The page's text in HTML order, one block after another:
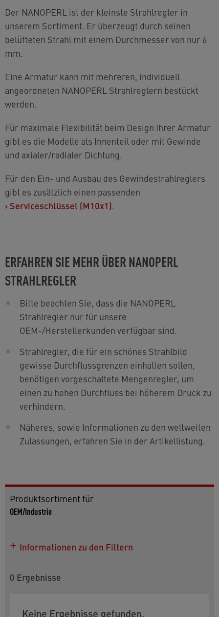
Der NANOPERL ist der kleinste Strahlregler in
unserem Sortiment. Er überzeugt durch seinen
belüfteten Strahl mit einem Durchmesser von nur 6
mm.
Eine Armatur kann mit mehreren, individuell
angeordneten NANOPERL Strahlreglern bestückt
werden.
Für maximale Flexibilität beim Design Ihrer Armatur
gibt es die Modelle als Innenteil oder mit Gewinde
und axialer/radialer Dichtung.
Für den Ein- und Ausbau des Gewindestrahlreglers
gibt es zusätzlich einen passenden
› Serviceschlüssel (M10x1).
ERFAHREN SIE MEHR ÜBER NANOPERL
STRAHLREGLER
Bitte beachten Sie, dass die NANOPERL
Strahlregler nur für unsere
OEM-/Herstellerkunden verfügbar sind.
Strahlregler, die für ein schönes Strahlbild
gewisse Durchflussgrenzen einhalten sollen,
benötigen vorgeschaltete Mengenregler, um
einen zu hohen Durchfluss bei höherem Druck zu
verhindern.
Näheres, sowie Informationen zu den weltweiten
Zulassungen, erfahren Sie in der Artikellistung.
Produktsortiment für
OEM/Industrie
Informationen zu den Filtern
Einzelheiten zu den Modellen. Um Ihre Auswahl zu
0 Ergebnisse
Keine Ergebnisse gefunden.